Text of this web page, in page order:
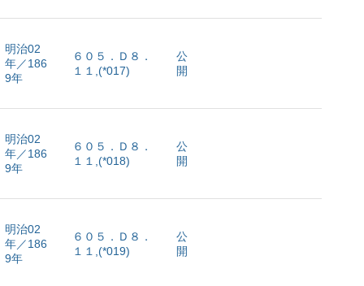
明治02
年／186
9年
６０５．Ｄ８．
１１,(*017)
公
開
明治02
年／186
9年
６０５．Ｄ８．
１１,(*018)
公
開
明治02
年／186
9年
６０５．Ｄ８．
１１,(*019)
公
開